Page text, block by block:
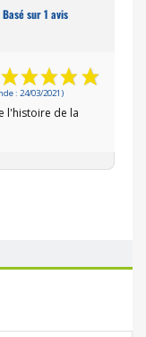
Basé sur 1 avis
: 24/03/2021)
l'histoire de la